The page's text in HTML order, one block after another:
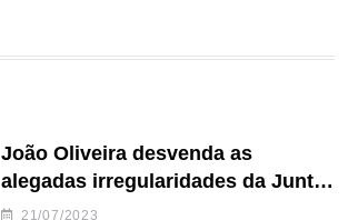
João Oliveira desvenda as
alegadas irregularidades da Junta
de Freguesia S. João de Ver
21/07/2023